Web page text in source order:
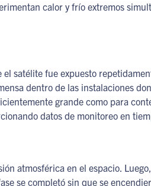
calor y frío extremos
el satélite fue expuesto
dentro de las instalaciones
grande como para
datos de monitoreo en
atmosférica en el espacio.
se completó sin que se